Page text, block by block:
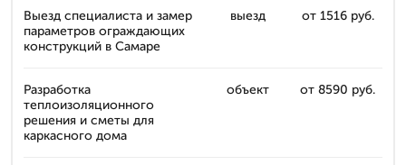
Выезд специалиста и замер
параметров ограждающих
конструкций в Самаре
выезд от 1516 руб.
Разработка
теплоизоляционного
решения и сметы для
каркасного дома
объект от 8590 руб.